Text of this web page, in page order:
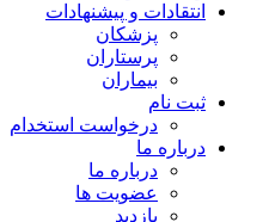
و پيشنهادات
پزشكان
پرستاران
بيماران
نام
درخواست استخدام
ما
درباره ما
عضویت ها
بازدید